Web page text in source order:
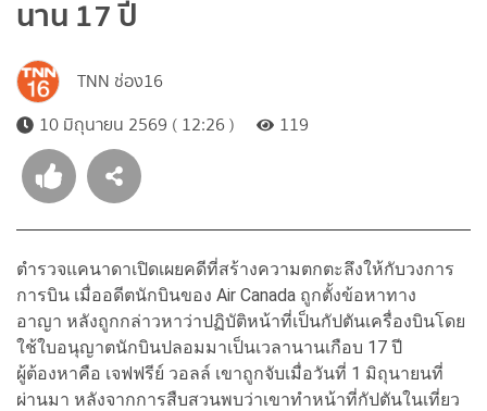
นาน 17 ปี
TNN ช่อง16
10 มิถุนายน 2569 ( 12:26 )
119
ตำรวจแคนาดาเปิดเผยคดีที่สร้างความตกตะลึงให้กับวงการ
การบิน เมื่ออดีตนักบินของ Air Canada ถูกตั้งข้อหาทาง
อาญา หลังถูกกล่าวหาว่าปฏิบัติหน้าที่เป็นกัปตันเครื่องบินโดย
ใช้ใบอนุญาตนักบินปลอมมาเป็นเวลานานเกือบ 17 ปี
ผู้ต้องหาคือ เจฟฟรีย์ วอลล์ เขาถูกจับเมื่อวันที่ 1 มิถุนายนที่
ผ่านมา หลังจากการสืบสวนพบว่าเขาทำหน้าที่กัปตันในเที่ยว